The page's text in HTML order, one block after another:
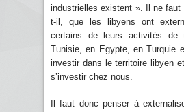
industrielles existent ». Il ne faut
t-il, que les libyens ont
certains de leurs activités de
Tunisie, en Egypte, en Turquie
investir dans le territoire libyen
s’investir chez nous.
Il faut donc penser à